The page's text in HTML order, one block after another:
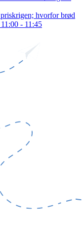
hvorfor brød
- 11:45